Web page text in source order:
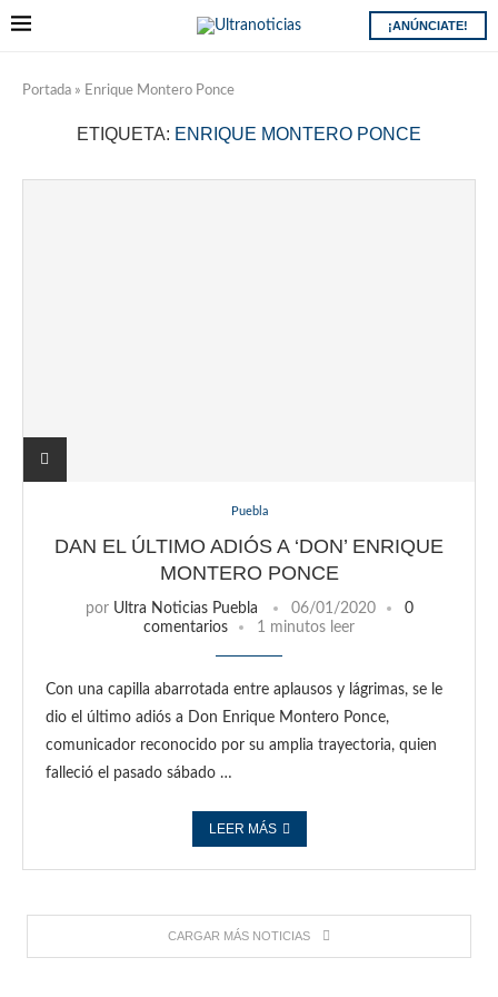
¡ANÚNCIATE!
Portada » Enrique Montero Ponce
ETIQUETA: ENRIQUE MONTERO PONCE
Puebla
DAN EL ÚLTIMO ADIÓS A ‘DON’ ENRIQUE
MONTERO PONCE
por Ultra Noticias Puebla 06/01/2020
0
comentarios
1 minutos leer
Con una capilla abarrotada entre aplausos y lágrimas, se le
dio el último adiós a Don Enrique Montero Ponce,
comunicador reconocido por su amplia trayectoria, quien
falleció el pasado sábado …
LEER MÁS
CARGAR MÁS NOTICIAS